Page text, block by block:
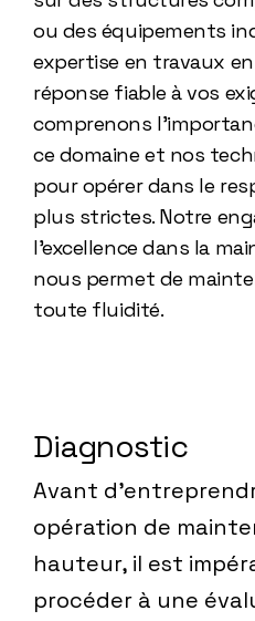
ou des équipements
expertise en travaux
réponse fiable à vos
comprenons
ce domaine et nos
pour opérer dans le
plus strictes. Notre
l'excellence dans la
nous permet de
toute fluidité.
Diagnostic
Avant
opération de
hauteur, il est
procéder à une